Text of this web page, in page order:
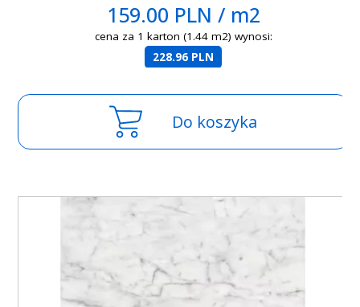
159.00 PLN / m2
cena za 1 karton (1.44 m2) wynosi:
228.96 PLN
Do koszyka